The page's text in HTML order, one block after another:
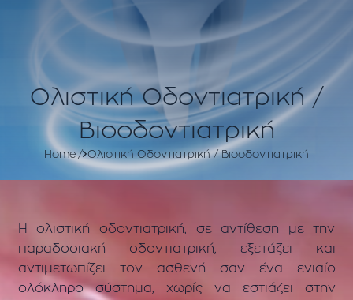
Oλιστική Οδοντιατρική /
Βιοοδοντιατρική
Home Oλιστική Οδοντιατρική / Βιοοδοντιατρική
Η ολιστική οδοντιατρική, σε αντίθεση με την
παραδοσιακή οδοντιατρική, εξετάζει και
αντιμετωπίζει τον ασθενή σαν ένα ενιαίο
ολόκληρο σύστημα, χωρίς να εστιάζει στην